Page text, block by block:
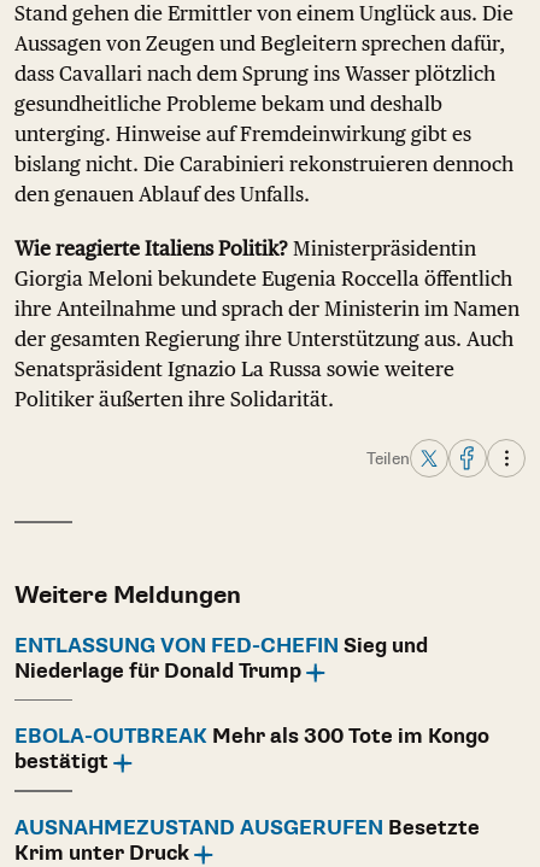
Stand gehen die Ermittler von einem Unglück aus. Die
Aussagen von Zeugen und Begleitern sprechen dafür,
dass Cavallari nach dem Sprung ins Wasser plötzlich
gesundheitliche Probleme bekam und deshalb
unterging. Hinweise auf Fremdeinwirkung gibt es
bislang nicht. Die Carabinieri rekonstruieren dennoch
den genauen Ablauf des Unfalls.
Wie reagierte Italiens Politik? Ministerpräsidentin
Giorgia Meloni bekundete Eugenia Roccella öffentlich
ihre Anteilnahme und sprach der Ministerin im Namen
der gesamten Regierung ihre Unterstützung aus. Auch
Senatspräsident Ignazio La Russa sowie weitere
Politiker äußerten ihre Solidarität.
Teilen
Weitere Meldungen
ENTLASSUNG VON FED-CHEFIN Sieg und
Niederlage für Donald Trump
EBOLA-OUTBREAK Mehr als 300 Tote im Kongo
bestätigt
AUSNAHMEZUSTAND AUSGERUFEN Besetzte
Krim unter Druck